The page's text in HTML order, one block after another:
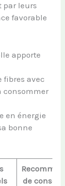
par leurs
favorable
apporte
fibres avec
consommer
en énergie
bonne
de